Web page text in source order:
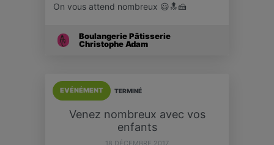
On vous attend nombreux 😃🔝🍰
Boulangerie Pâtisserie
Christophe Adam
TERMINÉ
EVÉNÉMENT
Venez nombreux avec vos
enfants
18 DÉCEMBRE 2017